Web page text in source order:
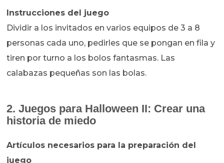
Instrucciones del juego
Dividir a los invitados en varios equipos de 3 a 8
personas cada uno, pedirles que se pongan en fila y
tiren por turno a los bolos fantasmas. Las
calabazas pequeñas son las bolas.
2. Juegos para Halloween II: Crear una
historia de miedo
Artículos necesarios para la preparación del
juego